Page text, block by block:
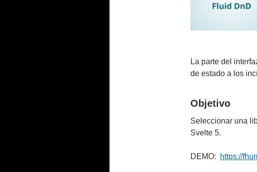
La parte del
de estado a los
Objetivo
Seleccionar una
Svelte 5.
DEMO: https://